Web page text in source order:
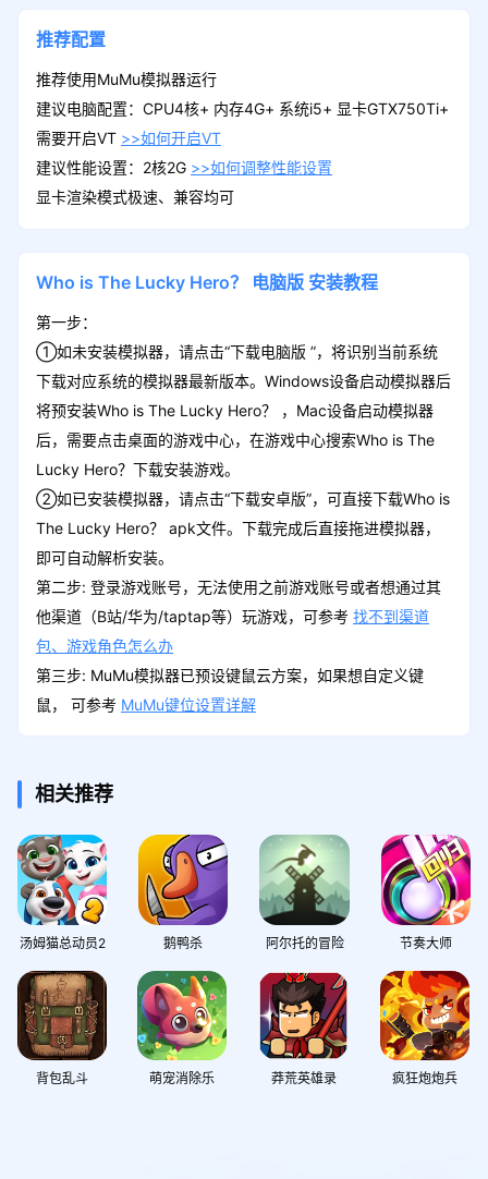
推荐配置
推荐使用MuMu模拟器运行
建议电脑配置：CPU4核+ 内存4G+ 系统i5+ 显卡GTX750Ti+
需要开启VT >>如何开启VT
建议性能设置：2核2G >>如何调整性能设置
显卡渲染模式极速、兼容均可
Who is The Lucky Hero？ 电脑版 安装教程
第一步：
①如未安装模拟器，请点击“下载电脑版 ”，将识别当前系统
下载对应系统的模拟器最新版本。Windows设备启动模拟器后
将预安装Who is The Lucky Hero？ ，Mac设备启动模拟器
后，需要点击桌面的游戏中心，在游戏中心搜索Who is The
Lucky Hero？下载安装游戏。
②如已安装模拟器，请点击“下载安卓版”，可直接下载Who is
The Lucky Hero？ apk文件。下载完成后直接拖进模拟器，
即可自动解析安装。
第二步: 登录游戏账号，无法使用之前游戏账号或者想通过其
他渠道（B站/华为/taptap等）玩游戏，可参考 找不到渠道
包、游戏角色怎么办
第三步: MuMu模拟器已预设键鼠云方案，如果想自定义键
鼠， 可参考 MuMu键位设置详解
相关推荐
汤姆猫总动员2 鹅鸭杀 阿尔托的冒险 节奏大师
背包乱斗 萌宠消除乐 莽荒英雄录 疯狂炮炮兵